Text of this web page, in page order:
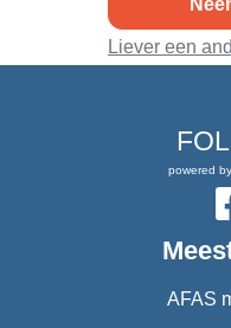
Liever een
powered
AFAS